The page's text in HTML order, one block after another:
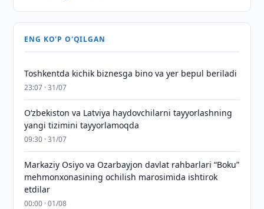
ENG KO'P O'QILGAN
Toshkentda kichik biznesga bino va yer bepul beriladi
23:07 · 31/07
Oʻzbekiston va Latviya haydovchilarni tayyorlashning
yangi tizimini tayyorlamoqda
09:30 · 31/07
Markaziy Osiyo va Ozarbayjon davlat rahbarlari “Boku”
mehmonxonasining ochilish marosimida ishtirok
etdilar
00:00 · 01/08